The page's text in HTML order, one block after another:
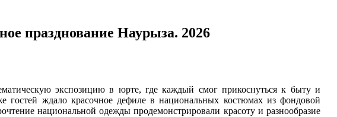
празднование Наурыза. 2026
экспозицию в юрте, где каждый смог прикоснуться к быту и
гостей ждало красочное дефиле в национальных костюмах из фондовой
национальной одежды продемонстрировали красоту и разнообразие